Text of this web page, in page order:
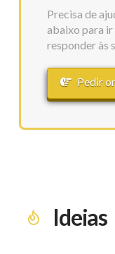
Precisa de
abaixo para
responder às
Pedir
Ideias